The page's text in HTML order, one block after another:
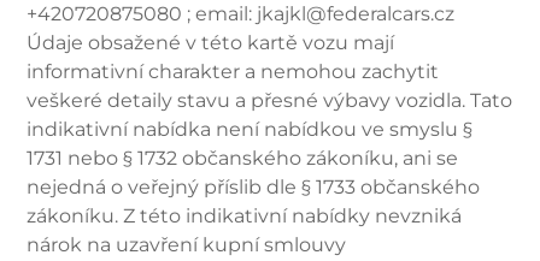
+420720875080 ; email: jkajkl@federalcars.cz
Údaje obsažené v této kartě vozu mají
informativní charakter a nemohou zachytit
veškeré detaily stavu a přesné výbavy vozidla. Tato
indikativní nabídka není nabídkou ve smyslu §
1731 nebo § 1732 občanského zákoníku, ani se
nejedná o veřejný příslib dle § 1733 občanského
zákoníku. Z této indikativní nabídky nevzniká
nárok na uzavření kupní smlouvy